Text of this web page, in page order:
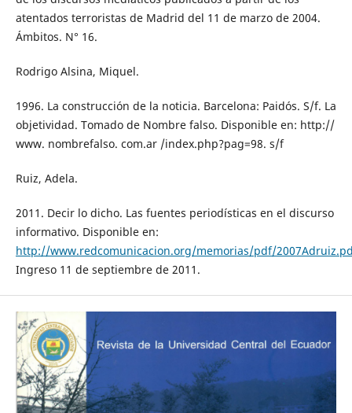
atentados terroristas de Madrid del 11 de marzo de 2004.
Ámbitos. N° 16.
Rodrigo Alsina, Miquel.
1996. La construcción de la noticia. Barcelona: Paidós. S/f. La
objetividad. Tomado de Nombre falso. Disponible en: http://
www. nombrefalso. com.ar /index.php?pag=98. s/f
Ruiz, Adela.
2011. Decir lo dicho. Las fuentes periodísticas en el discurso
informativo. Disponible en:
http://www.redcomunicacion.org/memorias/pdf/
Ingreso 11 de septiembre de 2011.